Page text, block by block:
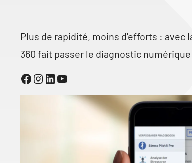
Plus de rapidité, moins d'efforts : avec
360 fait passer le diagnostic
Facebook
Instagram
LinkedIn
YouTube